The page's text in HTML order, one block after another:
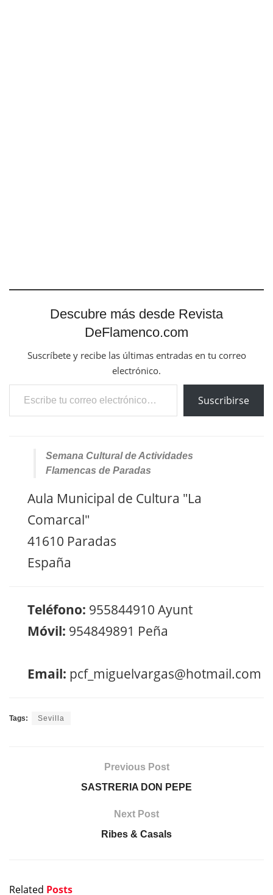
Descubre más desde Revista
DeFlamenco.com
Suscríbete y recibe las últimas entradas en tu correo
electrónico.
Escribe tu correo electrónico…
Suscribirse
Semana Cultural de Actividades
Flamencas de Paradas
Aula Municipal de Cultura "La
Comarcal"
41610 Paradas
España
Teléfono: 955844910 Ayunt
Móvil: 954849891 Peña
Email: pcf_miguelvargas@hotmail.com
Tags: Sevilla
Previous Post
SASTRERIA DON PEPE
Next Post
Ribes & Casals
Related Posts